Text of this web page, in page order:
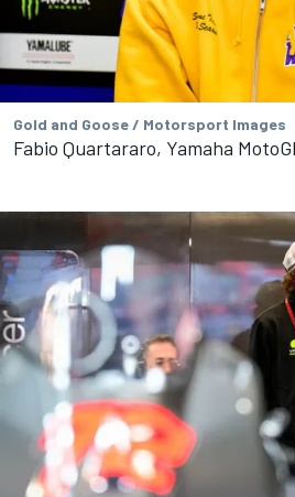
Gold and Goose / Motorsport Images
Fabio Quartararo, Yamaha